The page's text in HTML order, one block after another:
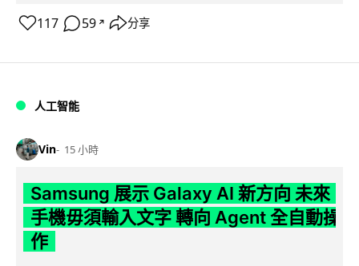
117 59 ↗ 分享
人工智能
Vin 15 小時
Samsung 展示 Galaxy AI 新方向 未來
手機毋須輸入文字 轉向 Agent 全自動操
作